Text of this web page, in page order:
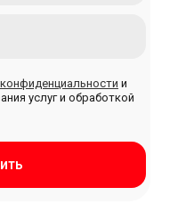
и
услуг и обработкой